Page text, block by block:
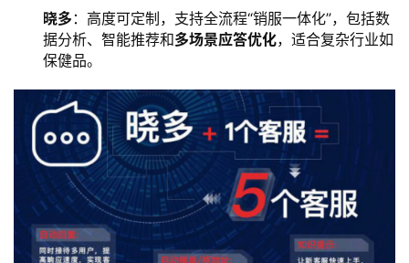
晓多 ：高度可定制，支持全流程“销服一体化”，包括数
据分析、智能推荐和多场景应答优化，适合复杂行业如
保健品。